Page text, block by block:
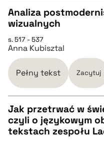
BIBTEX
CZYSTY TEKST
pobierz cytat
BIBTEX
pobierz cytat
Analiza
wizualnych
s. 517 - 537
Anna Kubisztal
Pełny tekst Zacytuj
CZYSTY TEKST
Jak przetrwać w
czyli o językowym
tekstach zespołu